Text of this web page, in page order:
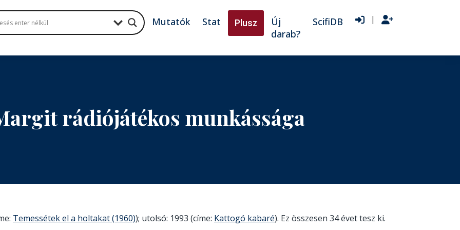
Mutatók Stat Plusz
Új
darab?
ScifiDB |
rádiójátékos munkássága
Temessétek el a holtakat (1960)); utolsó: 1993 (címe: Kattogó kabaré). Ez összesen 34 évet tesz ki.